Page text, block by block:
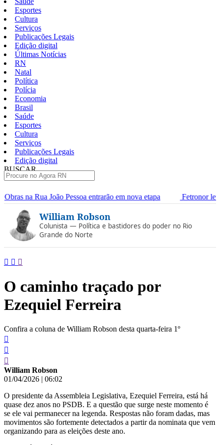
Esportes
Cultura
Serviços
Publicações Legais
Edição digital
Últimas Notícias
RN
Natal
Política
Polícia
Economia
Brasil
Saúde
Esportes
Cultura
Serviços
Publicações Legais
Edição digital
BUSCAR
entrarão em nova etapa
Fetronor leva agenda do
conteúdo
William Robson
Colunista — Política e bastidores do poder no Rio
Grande do Norte
O caminho traçado por
Ezequiel Ferreira
Confira a coluna de William Robson desta quarta-feira 1º
William Robson
01/04/2026 | 06:02
O presidente da Assembleia Legislativa, Ezequiel Ferreira, está há
quase dez anos no PSDB. E a questão que surge neste momento é
se ele vai permanecer na legenda. Respostas não foram dadas, mas
movimentos são fortemente detectados a partir da nominata que vem
organizando para as eleições deste ano.